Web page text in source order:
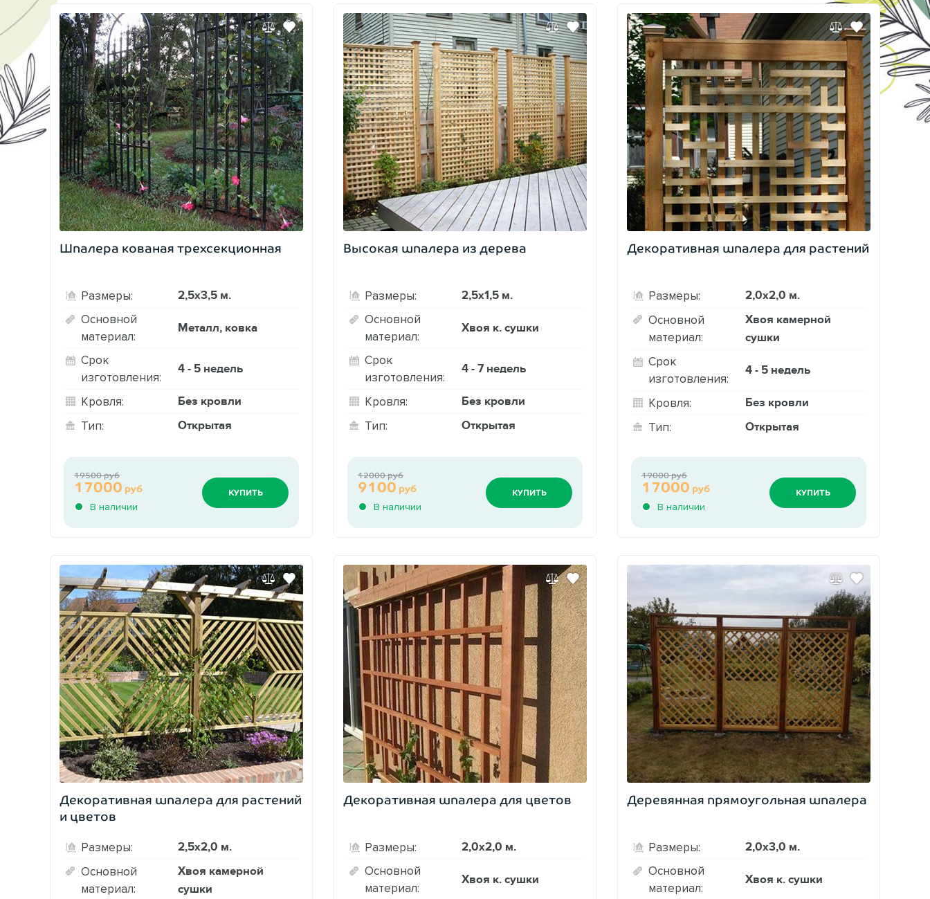
Шпалера кованая трехсекционная
Размеры: 2,5х3,5 м.
Основной
материал:
Металл, ковка
Срок
изготовления:
4 - 5 недель
Кровля: Без кровли
Тип: Открытая
В наличии
17000 руб
19500 руб
КУПИТЬ
Высокая шпалера из дерева
Размеры: 2,5х1,5 м.
Основной
материал:
Хвоя к. сушки
Срок
изготовления:
4 - 7 недель
Кровля: Без кровли
Тип: Открытая
В наличии
9100 руб
12000 руб
КУПИТЬ
Декоративная шпалера для растений
Размеры: 2,0х2,0 м.
Основной
материал:
Хвоя камерной
сушки
Срок
изготовления:
4 - 5 недель
Кровля: Без кровли
Тип: Открытая
В наличии
17000 руб
19000 руб
КУПИТЬ
Декоративная шпалера для растений
и цветов
Размеры: 2,5х2,0 м.
Основной
материал:
Хвоя камерной
сушки
Декоративная шпалера для цветов
Размеры: 2,0х2,0 м.
Основной
материал:
Хвоя к. сушки
Деревянная прямоугольная шпалера
Размеры: 2,0х3,0 м.
Основной
материал:
Хвоя к. сушки